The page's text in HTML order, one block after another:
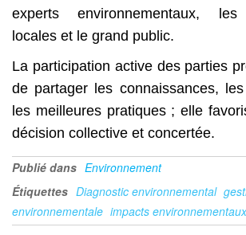
experts environnementaux, les
locales et le grand public.
La participation active des parties
de partager les connaissances,
les meilleures pratiques ; elle
décision collective et concertée.
Publié dans Environnement
Étiquettes Diagnostic environnemental
environnementale impacts environnementaux